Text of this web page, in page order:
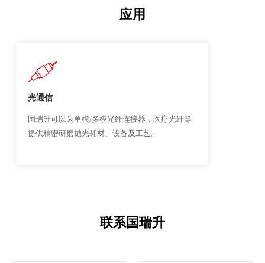
应用
光通信
国瑞升可以为单模/多模光纤连接器，医疗光纤等
提供精密研磨抛光耗材、设备及工艺。
联系国瑞升